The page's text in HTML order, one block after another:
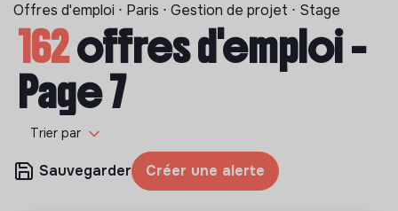
Offres d'emploi ⋅ Paris ⋅ Gestion de projet ⋅ Stage
162offres d'emploi -
Page 7
Trier par
Sauvegarder Créer une alerte